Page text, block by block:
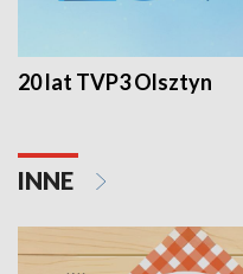
20 lat TVP3 Olsztyn
INNE